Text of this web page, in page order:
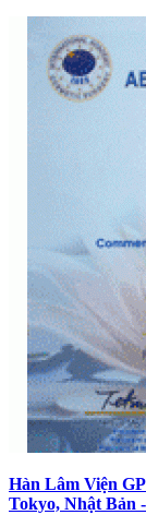
Hàn Lâm Viện
Tokyo, Nhật Bản -